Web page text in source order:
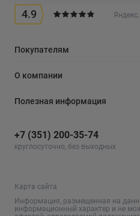
4.9
Покупателям
О компании
Полезная информация
+7 (351) 200-35-74
круглосуточно, без выходных
Карта сайта
Информация, размещенная на
информационный характер и не